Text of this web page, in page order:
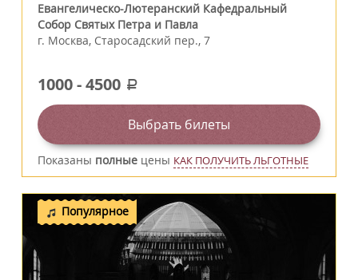
Евангелическо-Лютеранский Кафедральный
Собор Святых Петра и Павла
г. Москва, Старосадский пер., 7
1000-4500 a
Выбрать билеты
Показаны полные цены КАК ПОЛУЧИТЬ ЛЬГОТНЫЕ
Популярное